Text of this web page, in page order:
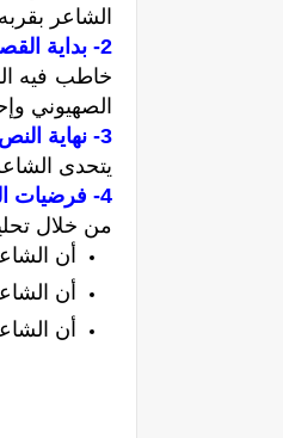
الشاعر
2- بداية القصيدة:
خاطب فيه
الصهيوني
3- نهاية النص:
يتحدى
4- فرضيات النص:
من خلال
أن
أن
أن